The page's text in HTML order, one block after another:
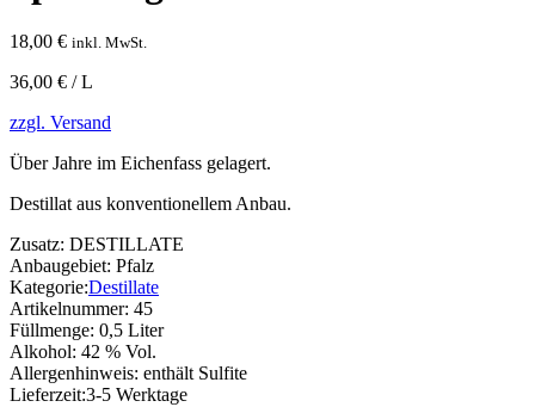
18,00 € inkl. MwSt.
36,00 € / L
zzgl. Versand
Über Jahre im Eichenfass gelagert.
Destillat aus konventionellem Anbau.
Zusatz: DESTILLATE
Anbaugebiet: Pfalz
Kategorie:Destillate
Artikelnummer: 45
Füllmenge: 0,5 Liter
Alkohol: 42 % Vol.
Allergenhinweis: enthält Sulfite
Lieferzeit:3-5 Werktage